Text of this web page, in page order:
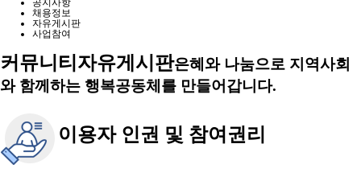
공지사항
채용정보
자유게시판
사업참여
커뮤니티 자유게시판은혜와 나눔으로 지역사회
와 함께하는 행복공동체를 만들어갑니다.
이용자 인권 및 참여권리